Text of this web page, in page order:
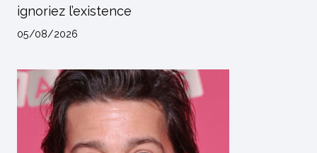
ignoriez l’existence
05/08/2026